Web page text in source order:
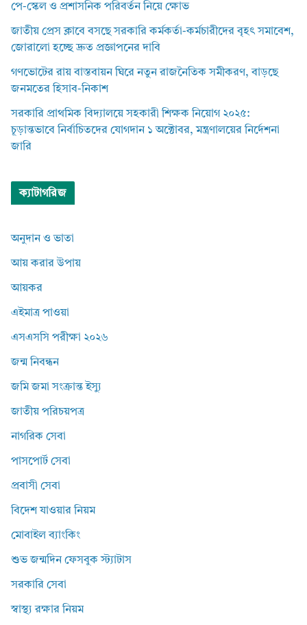
পে-স্কেল ও প্রশাসনিক পরিবর্তন নিয়ে ক্ষোভ
জাতীয় প্রেস ক্লাবে বসছে সরকারি কর্মকর্তা-কর্মচারীদের বৃহৎ সমাবেশ,
জোরালো হচ্ছে দ্রুত প্রজ্ঞাপনের দাবি
গণভোটের রায় বাস্তবায়ন ঘিরে নতুন রাজনৈতিক সমীকরণ, বাড়ছে
জনমতের হিসাব-নিকাশ
সরকারি প্রাথমিক বিদ্যালয়ে সহকারী শিক্ষক নিয়োগ ২০২৫:
চূড়ান্তভাবে নির্বাচিতদের যোগদান ১ অক্টোবর, মন্ত্রণালয়ের নির্দেশনা
জারি
ক্যাটাগরিজ
অনুদান ও ভাতা
আয় করার উপায়
আয়কর
এইমাত্র পাওয়া
এসএসসি পরীক্ষা ২০২৬
জন্ম নিবন্ধন
জমি জমা সংক্রান্ত ইস্যু
জাতীয় পরিচয়পত্র
নাগরিক সেবা
পাসপোর্ট সেবা
প্রবাসী সেবা
বিদেশ যাওয়ার নিয়ম
মোবাইল ব্যাংকিং
শুভ জন্মদিন ফেসবুক স্ট্যাটাস
সরকারি সেবা
স্বাস্থ্য রক্ষার নিয়ম